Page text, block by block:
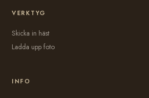
VERKTYG
Skicka in häst
Ladda upp foto
INFO